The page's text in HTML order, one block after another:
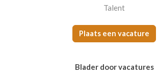
Talent
Plaats een vacature
Blader door vacatures